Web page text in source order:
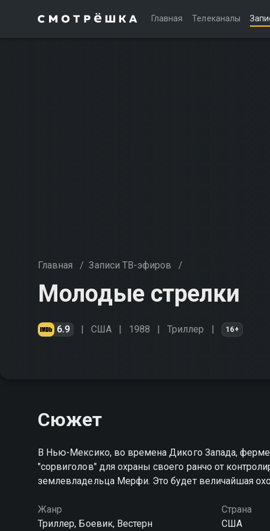
Главная Телеканалы
Главная / Записи ТВ-эфиров /
Молодые стрелки
6.9 США 1988 Триллер 16+
Сюжет
В Нью-Мексико, во времена Дикого Запада,
"сорвиголов" для охраны своего ранчо от
землевладельца Мерфи. Это будет величайшая
Жанр
Триллер, Боевик, Вестерн
Страна
США